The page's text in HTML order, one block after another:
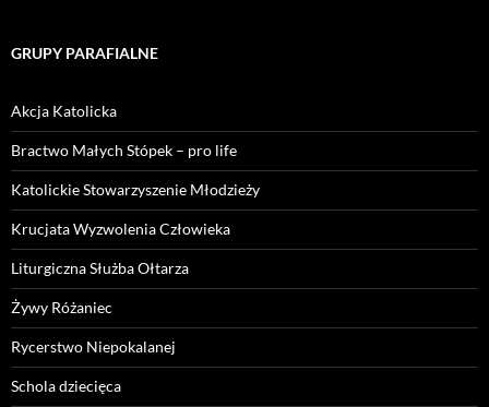
GRUPY PARAFIALNE
Akcja Katolicka
Bractwo Małych Stópek – pro life
Katolickie Stowarzyszenie Młodzieży
Krucjata Wyzwolenia Człowieka
Liturgiczna Służba Ołtarza
Żywy Różaniec
Rycerstwo Niepokalanej
Schola dziecięca